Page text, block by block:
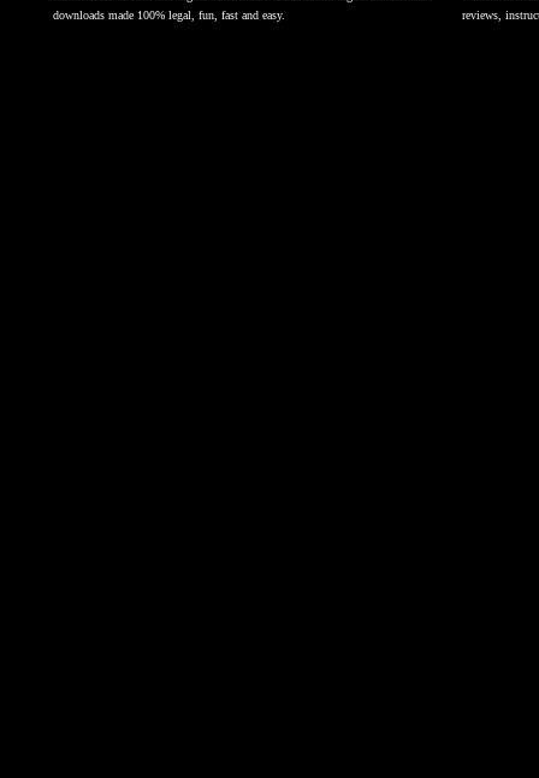
downloads made 100% legal, fun, fast and easy.
reviews,